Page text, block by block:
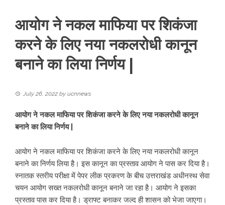
आयोग ने नकल माफिया पर शिकंजा
करने के लिए नया नकलरोधी कानून
बनाने का लिया निर्णय |
July 26, 2022 by ucnnews
आयोग ने नकल माफिया पर शिकंजा करने के लिए नया नकलरोधी कानून
बनाने का लिया निर्णय |
आयोग ने नकल माफिया पर शिकंजा करने के लिए नया नकलरोधी कानून
बनाने का निर्णय लिया है। इस कानून का प्रस्ताव आयोग ने पास कर दिया है।
स्नातक स्तरीय परीक्षा में पेपर लीक प्रकरण के बीच उत्तराखंड अधीनस्थ सेवा
चयन आयोग सख्त नकलरोधी कानून बनाने जा रहा है। आयोग ने इसका
प्रस्ताव पास कर दिया है। ड्राफ्ट बनाकर जल्द ही शासन को भेजा जाएगा।